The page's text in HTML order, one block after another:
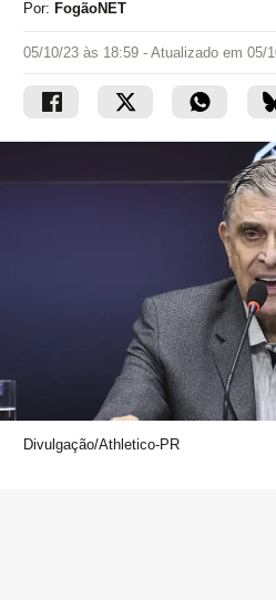
Por: FogãoNET
05/10/23 às 18:59 - Atualizado em 05/
Divulgação/Athletico-PR